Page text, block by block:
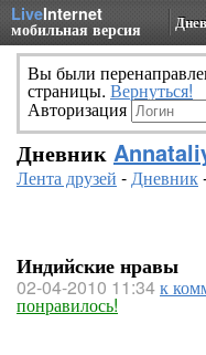
LiveInternet
мобильная версия
Вы были
страницы. Вернуться!
Авторизация
Дневник
Лента друзей -Дневник
Индийские нравы
02-04-2010 11:34к
понравилось!